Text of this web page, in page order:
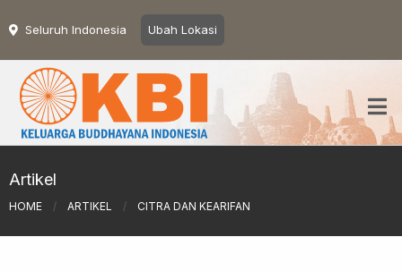
Seluruh Indonesia Ubah Lokasi
Artikel
HOME / ARTIKEL / CITRA DAN KEARIFAN